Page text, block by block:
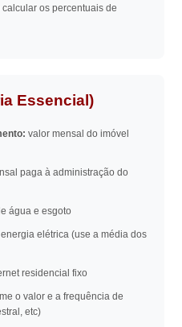
os percentuais de
Essencial)
valor mensal do imóvel
paga à administração do
água e esgoto
elétrica (use a média dos
residencial fixo
o valor e a frequência de
etc)